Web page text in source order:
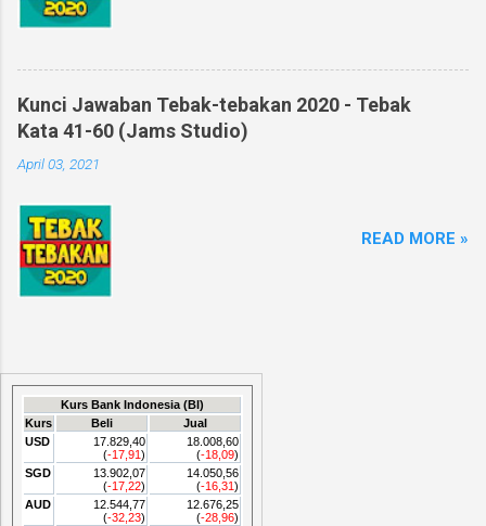
Kunci Jawaban Tebak-tebakan 2020 - Tebak
Kata 41-60 (Jams Studio)
April 03, 2021
READ MORE »